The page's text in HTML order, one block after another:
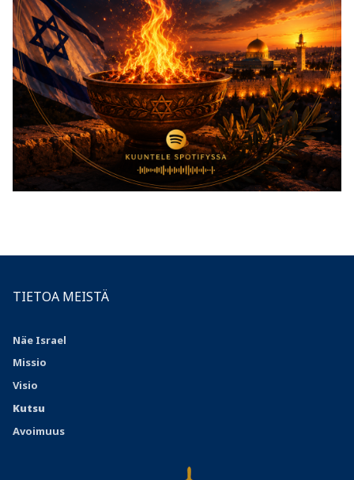
TIETOA MEISTÄ
Näe Israel
Missio
Visio
Kutsu
Avoimuus